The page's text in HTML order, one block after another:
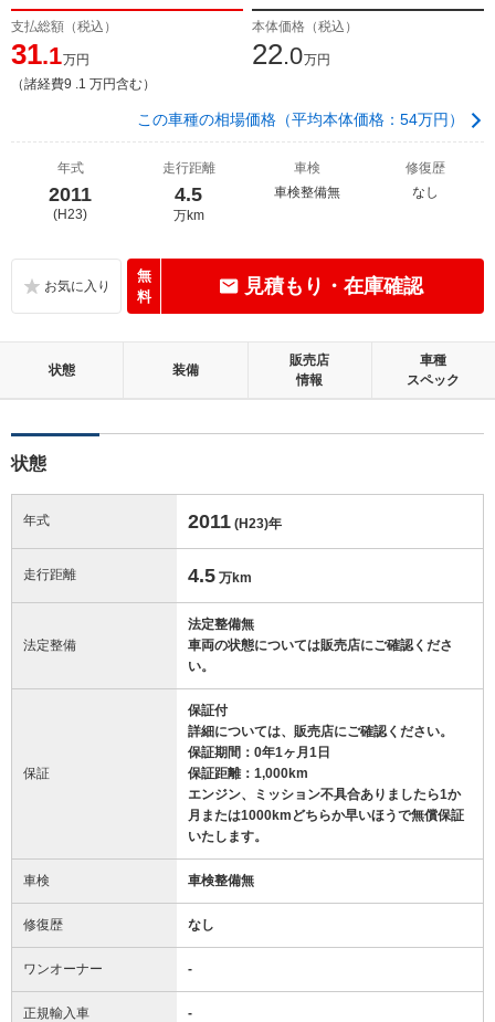
支払総額（税込）
31.1万円
（諸経費9 .1 万円含む）
本体価格（税込）
22.0万円
この車種の相場価格（平均本体価格：54万円）
年式
2011
(H23)
走行距離
4.5
万km
車検
車検整備無
修復歴
なし
無
料
見積もり・在庫確認
状態 装備
販売店
情報
車種
スペック
状態
年式 2011 (H23)年
走行距離 4.5 万km
法定整備
法定整備無
車両の状態については販売店にご確認くださ
い。
保証
保証付
詳細については、販売店にご確認ください。
保証期間：0年1ヶ月1日
保証距離：1,000km
エンジン、ミッション不具合ありましたら1か
月または1000kmどちらか早いほうで無償保証
いたします。
車検 車検整備無
修復歴 なし
ワンオーナー -
正規輸入車 -